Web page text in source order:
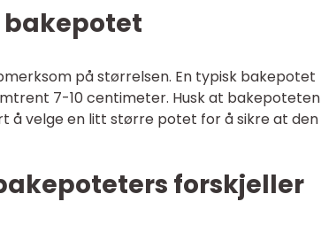
på størrelsen. En typisk bakepotet
7-10 centimeter. Husk at bakepoteten
å velge en litt større potet for å sikre at den
forskjeller